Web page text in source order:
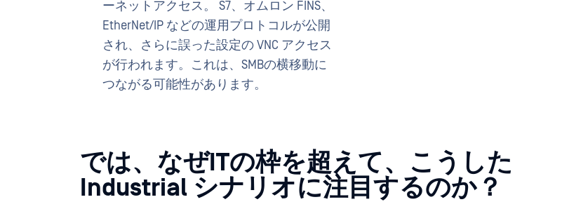
ーネットアクセス。 S7、オムロン FINS、
EtherNet/IP などの運用プロトコルが公開
され、さらに誤った設定の VNC アクセス
が行われます。これは、SMBの横移動に
つながる可能性があります。
では、なぜITの枠を超えて、こうした
Industrial シナリオに注目するのか？